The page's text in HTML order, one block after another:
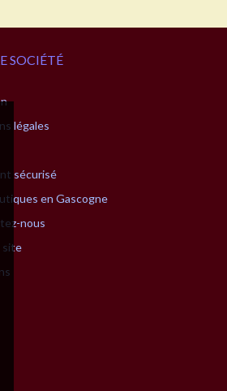
SOCIÉTÉ
légales
sécurisé
en Gascogne
nous
site